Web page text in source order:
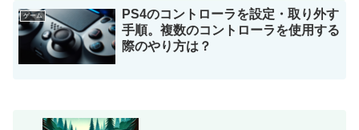
ゲーム
PS4のコントローラを設定・取り外す
手順。複数のコントローラを使用する
際のやり方は？